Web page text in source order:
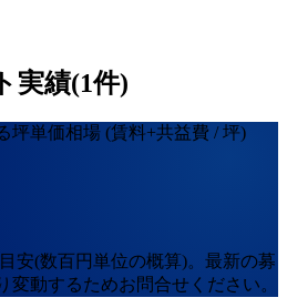
実績(1件)
坪単価相場 (賃料+共益費 / 坪)
安(数百円単位の概算)。最新の募
変動するためお問合せください。